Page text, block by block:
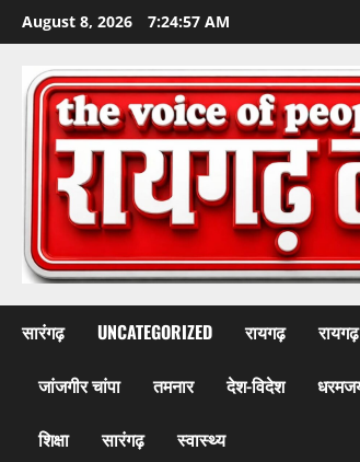
Skip
to
content
August 8, 2026 7:24:59 AM
सारंगढ़ UNCATEGORIZED रायगढ़
जांजगीर चांपा तमनार देश-विदेश
शिक्षा सारंगढ़ स्वास्थ्य